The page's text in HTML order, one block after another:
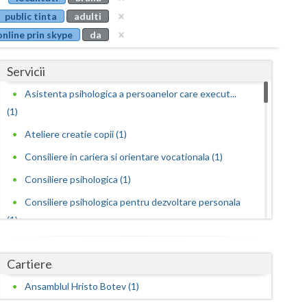
Buzau
Calarasi
Caras-Severin
Cluj
Dambovita
Dolj
Giurgiu
Gorj
public tinta
adulti
prin skype
da
Servicii
Asistenta psihologica a persoanelor care execut...
(1)
Ateliere creatie copii (1)
Consiliere in cariera si orientare vocationala (1)
Consiliere psihologica (1)
Consiliere psihologica pentru dezvoltare personala
(1)
dependen... (1)
Consiliere psihologica pentru persoanele care s...
(1)
Cartiere
Ansamblul Hristo Botev (1)